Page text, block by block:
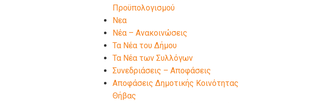
Προϋπολογισμού
Νεα
Νέα – Ανακοινώσεις
Τα Νέα του Δήμου
Τα Νέα των Συλλόγων
Συνεδριάσεις – Αποφάσεις
Αποφάσεις Δημοτικής Κοινότητας
Θήβας